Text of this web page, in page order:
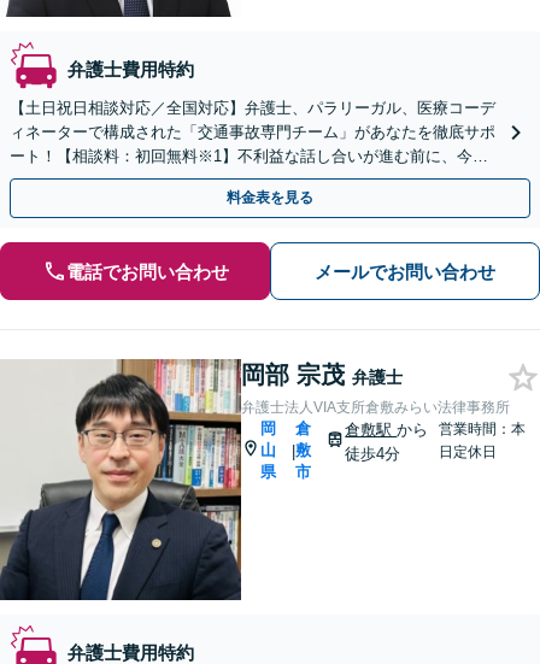
弁護士費用特約
【土日祝日相談対応／全国対応】弁護士、パラリーガル、医療コーデ
ィネーターで構成された「交通事故専門チーム」があなたを徹底サポ
ート！【相談料：初回無料※1】不利益な話し合いが進む前に、今す
ぐ相談！
料金表を見る
電話でお問い合わせ メールでお問い合わせ
岡部 宗茂 弁護士
弁護士法人VIA支所倉敷みらい法律事務所
岡
山
県
|
倉
敷
市
倉敷駅から
徒歩4分
営業時間：本
日定休日
弁護士費用特約